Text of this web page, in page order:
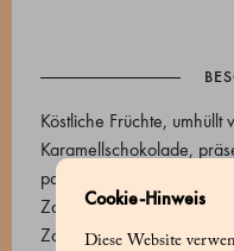
Cookie-Hinweis
Diese Website
Köstliche Früchte,
Karamellschokolade,
pastellfarbene Dose
Zartbitterschokolade
Zartbitterschokolade